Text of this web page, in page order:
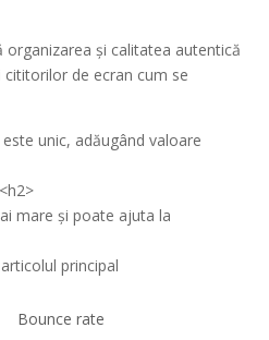
organizarea și calitatea autentică
de ecran cum se
unic, adăugând valoare
mare și poate ajuta la
principal
Bounce rate